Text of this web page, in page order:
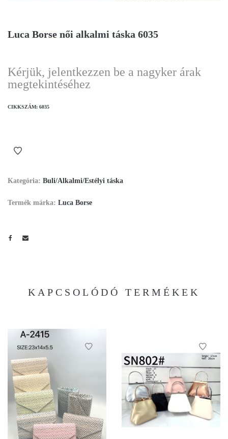
Luca Borse női alkalmi táska 6035
Kérjük, jelentkezzen be a nagyker árak
megtekintéséhez
CIKKSZÁM: 6035
Kategória: Buli/Alkalmi/Estélyi táska
Termék márka: Luca Borse
KAPCSOLÓDÓ TERMÉKEK